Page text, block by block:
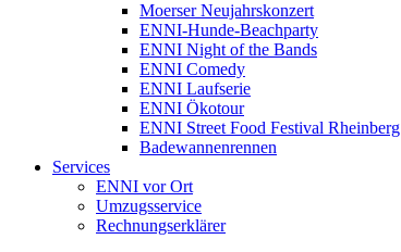
Moerser Neujahrskonzert
ENNI-Hunde-Beachparty
ENNI Night of the Bands
ENNI Comedy
ENNI Laufserie
ENNI Ökotour
ENNI Street Food Festival Rheinberg
Badewannenrennen
Services
ENNI vor Ort
Umzugsservice
Rechnungserklärer